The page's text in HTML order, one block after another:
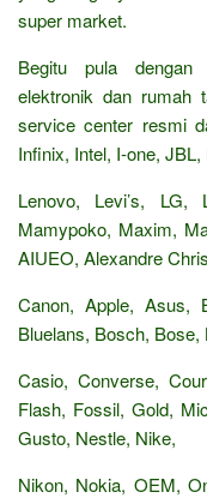
super market.
Begitu pula dengan
elektronik dan rumah
service center resmi
Infinix, Intel, I-one,
Lenovo, Levi’s, LG,
Mamypoko, Maxim,
AIUEO, Alexandre
Canon, Apple, Asus,
Bluelans, Bosch,
Casio, Converse,
Flash, Fossil, Gold,
Gusto, Nestle, Nike,
Nikon, Nokia, OEM,